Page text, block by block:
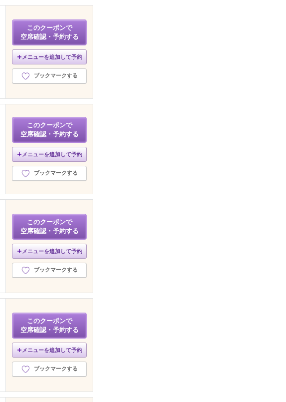
このクーポンで
空席確認・予約する
メニューを追加して予約
ブックマークする
このクーポンで
空席確認・予約する
メニューを追加して予約
ブックマークする
このクーポンで
空席確認・予約する
メニューを追加して予約
ブックマークする
このクーポンで
空席確認・予約する
メニューを追加して予約
ブックマークする